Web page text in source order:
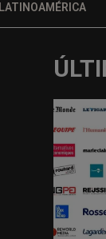
LATINOAMÉRICA